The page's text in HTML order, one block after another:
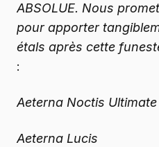
ABSOLUE. Nous
pour apporter
étals après cette
:
Aeterna Noctis Ultimate
Aeterna Lucis